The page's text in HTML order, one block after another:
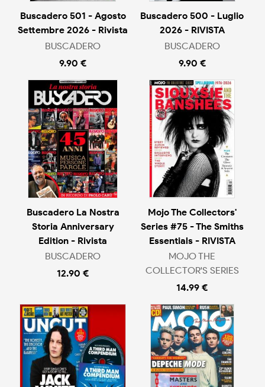
Buscadero 501 - Agosto
Settembre 2026 - Rivista
BUSCADERO
9.90 €
Buscadero 500 - Luglio
2026 - RIVISTA
BUSCADERO
9.90 €
Buscadero La Nostra
Storia Anniversary
Edition - Rivista
BUSCADERO
12.90 €
Mojo The Collectors'
Series #75 - The Smiths
Essentials - RIVISTA
MOJO THE
COLLECTOR'S SERIES
14.99 €